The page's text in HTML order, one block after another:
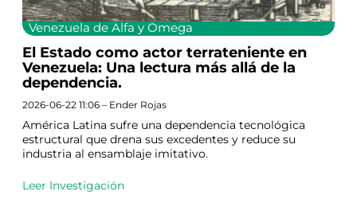
Venezuela de Alfa y Omega
El Estado como actor terrateniente en
Venezuela: Una lectura más allá de la
dependencia.
2026-06-22 11:06 – Ender Rojas
América Latina sufre una dependencia tecnológica
estructural que drena sus excedentes y reduce su
industria al ensamblaje imitativo.
Leer Investigación